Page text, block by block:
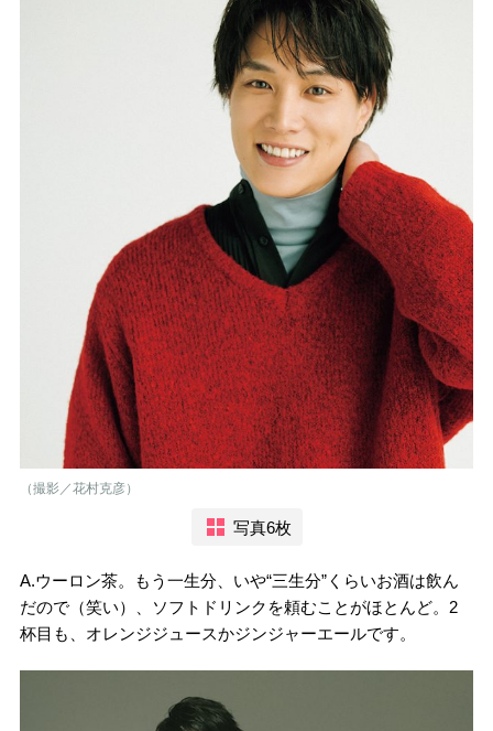
（撮影／花村克彦）
写真6枚
A.ウーロン茶。もう一生分、いや“三生分”くらいお酒は飲ん
だので（笑い）、ソフトドリンクを頼むことがほとんど。2
杯目も、オレンジジュースかジンジャーエールです。